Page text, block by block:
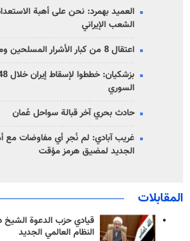
العميد بهمرد: نحن على أهبة
الشعب الإيراني
اعتقال 8 من كبار الأشرار المسلحين ومنتسبي الجماعات الإرهابية
السوري
حادث بحري آخر قبالة سواحل عُمان
غريب آبادي: لم نُجرِ أي مفاوضات مع
الجديد لمضيق هرمز مؤقت
المقابلات
قيادي حزب الدعوة الشيخ
النظام العالمي الجديد